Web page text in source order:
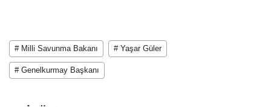
# Milli Savunma Bakanı # Yaşar Güler
# Genelkurmay Başkanı